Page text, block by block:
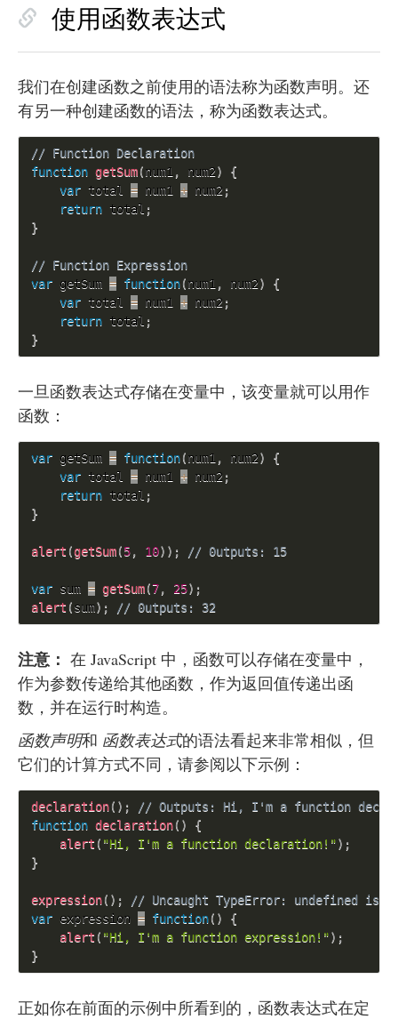
使用函数表达式
我们在创建函数之前使用的语法称为函数声明。还
有另一种创建函数的语法，称为函数表达式。
// Function Declaration
function getSum(num1 , num2)
{
var total = num1 + num2 ;
return total ;
}
// Function Expression
var getSum = function(num1 , num2)
{
var total = num1 + num2 ;
return total ;
}
一旦函数表达式存储在变量中，该变量就可以用作
函数：
var getSum = function(num1 , num2)
{
var total = num1 + num2 ;
return total ;
}
alert (getSum(5, 10) ) ; // 0utputs: 15
var sum = getSum(7, 25) ;
alert (sum) ; // 0utputs: 32
注意： 在 JavaScript 中，函数可以存储在变量中，
作为参数传递给其他函数，作为返回值传递出函
数，并在运行时构造。
函数声明和 函数表达式的语法看起来非常相似，但
它们的计算方式不同，请参阅以下示例：
declaration( ) ;
// Outputs: Hi, I'm a function
function declaration( )
{
alert ( "Hi, I'm a function declaration!") ;
}
expression( ) ;
// Uncaught TypeError: undefined is
var expression = function( )
{
alert ( "Hi, I'm a function expression!") ;
}
正如你在前面的示例中所看到的，函数表达式在定